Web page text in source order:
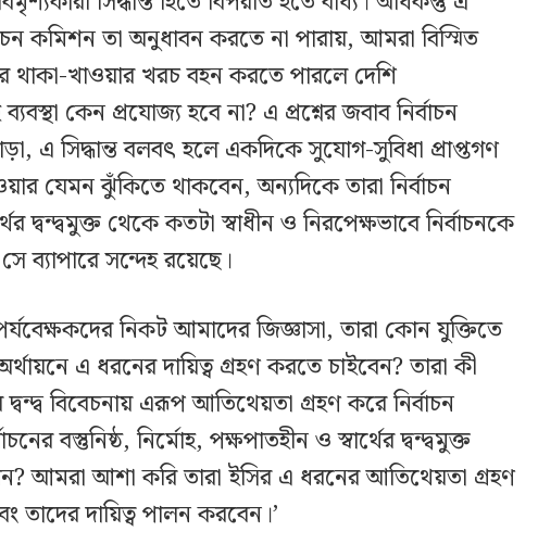
কমিশন তা অনুধাবন করতে না পারায়, আমরা বিস্মিত
থাকা-খাওয়ার খরচ বহন করতে পারলে দেশি
কেন প্রযোজ্য হবে না? এ প্রশ্নের জবাব নির্বাচন
এ সিদ্ধান্ত বলবৎ হলে একদিকে সুযোগ-সুবিধা প্রাপ্তগণ
যেমন ঝুঁকিতে থাকবেন, অন্যদিকে তারা নির্বাচন
দ্বন্দ্বমুক্ত থেকে কতটা স্বাধীন ও নিরপেক্ষভাবে নির্বাচনকে
ব্যাপারে সন্দেহ রয়েছে।
নিকট আমাদের জিজ্ঞাসা, তারা কোন যুক্তিতে
এ ধরনের দায়িত্ব গ্রহণ করতে চাইবেন? তারা কী
বিবেচনায় এরূপ আতিথেয়তা গ্রহণ করে নির্বাচন
বস্তুনিষ্ঠ, নির্মোহ, পক্ষপাতহীন ও স্বার্থের দ্বন্দ্বমুক্ত
আমরা আশা করি তারা ইসির এ ধরনের আতিথেয়তা গ্রহণ
দায়িত্ব পালন করবেন।’